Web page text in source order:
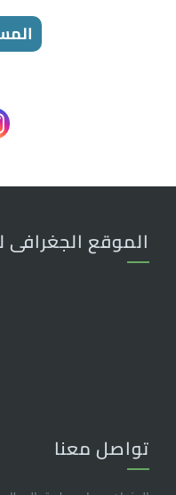
الموقع الجغرافى
تواصل معنا